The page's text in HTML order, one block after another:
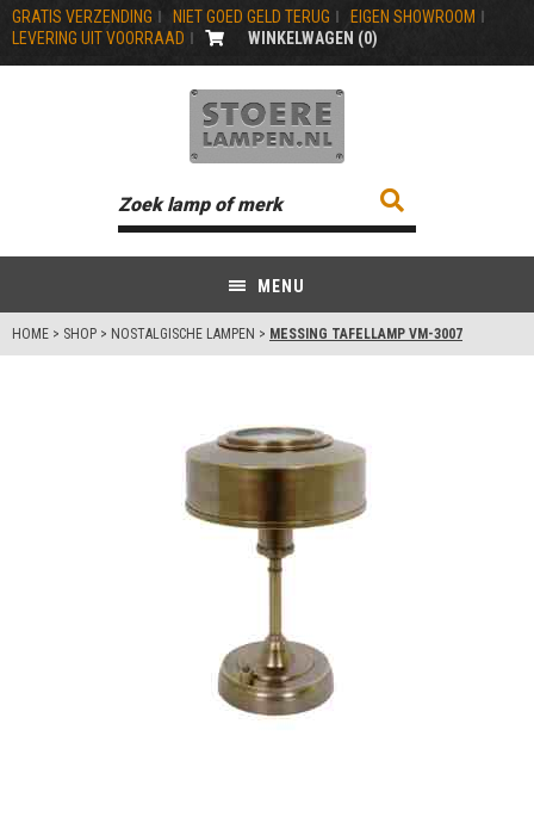
GRATIS VERZENDING NIET GOED GELD TERUG
EIGEN SHOWROOM
LEVERING UIT VOORRAAD
WINKELWAGEN (0)
MENU
HOME > SHOP > NOSTALGISCHE LAMPEN > MESSING TAFELLAMP VM-3007